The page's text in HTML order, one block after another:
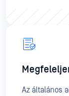
Az általános